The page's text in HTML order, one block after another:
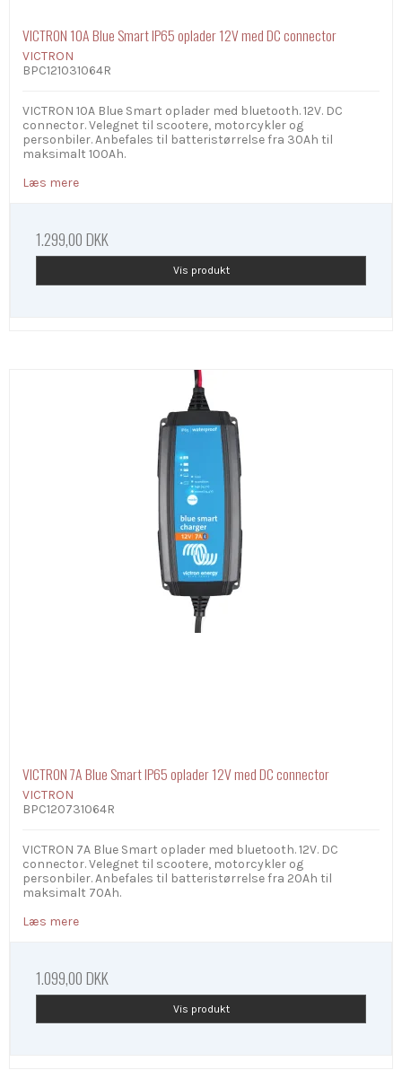
VICTRON 10A Blue Smart IP65 oplader 12V med DC connector
VICTRON
BPC121031064R
VICTRON 10A Blue Smart oplader med bluetooth. 12V. DC
connector. Velegnet til scootere, motorcykler og
personbiler. Anbefales til batteristørrelse fra 30Ah til
maksimalt 100Ah.
Læs mere
1.299,00 DKK
Vis produkt
VICTRON 7A Blue Smart IP65 oplader 12V med DC connector
VICTRON
BPC120731064R
VICTRON 7A Blue Smart oplader med bluetooth. 12V. DC
connector. Velegnet til scootere, motorcykler og
personbiler. Anbefales til batteristørrelse fra 20Ah til
maksimalt 70Ah.
Læs mere
1.099,00 DKK
Vis produkt